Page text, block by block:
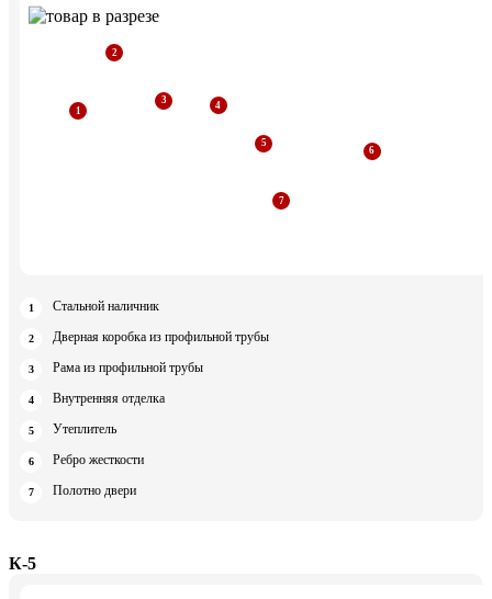
Стальной наличник
Дверная коробка из профильной трубы
Рама из профильной трубы
Внутренняя отделка
Утеплитель
Ребро жесткости
Полотно двери
К-5